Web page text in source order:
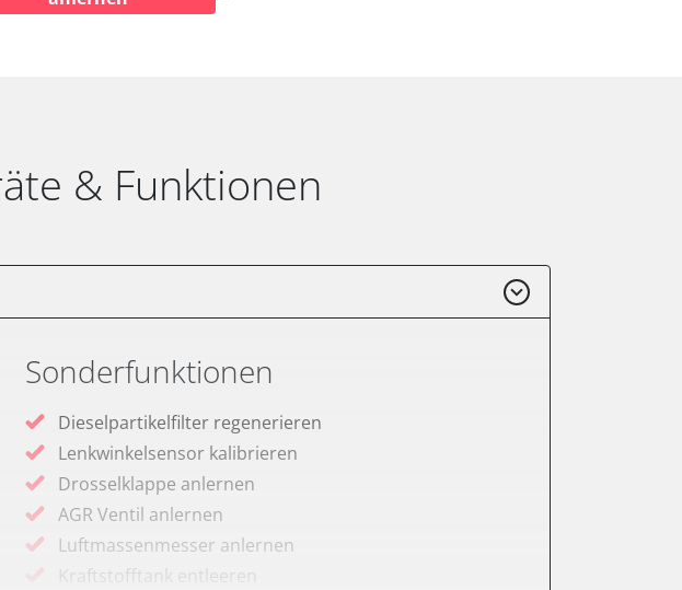
& Funktionen
Sonderfunktionen
Dieselpartikelfilter regenerieren
Lenkwinkelsensor kalibrieren
Drosselklappe anlernen
AGR Ventil anlernen
Luftmassenmesser anlernen
Kraftstofftank entleeren